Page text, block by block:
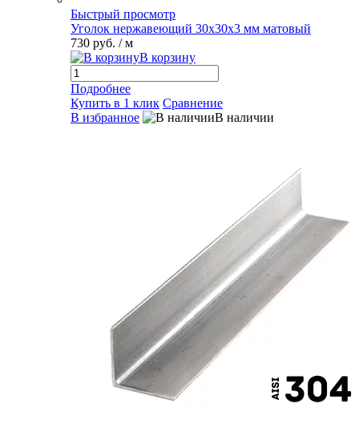
Быстрый просмотр
Уголок нержавеющий 30х30х3 мм матовый
730 руб. / м
В корзину
Подробнее
Купить в 1 клик Сравнение
В избранное
В наличии